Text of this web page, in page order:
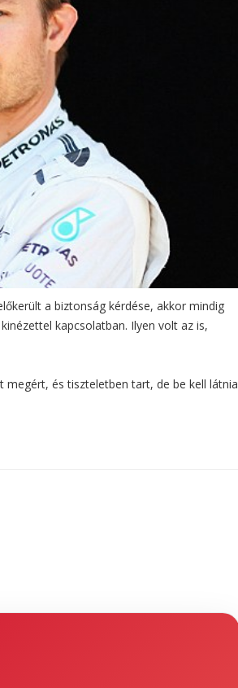
a biztonság kérdése, akkor mindig
kapcsolatban. Ilyen volt az is,
megért, és tiszteletben tart, de be kell látnia